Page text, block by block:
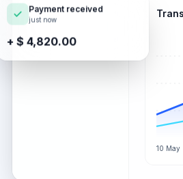
10 May
Payment received
just now
+ $ 4,820.00